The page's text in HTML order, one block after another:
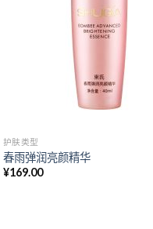
护肤类型
春雨弹润亮颜精华
¥169.00